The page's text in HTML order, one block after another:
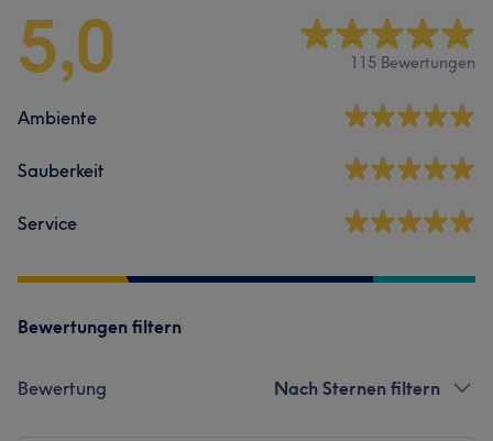
5,0 115 Bewertungen
Ambiente
Sauberkeit
Service
Bewertungen filtern
Bewertung Nach Sternen filtern